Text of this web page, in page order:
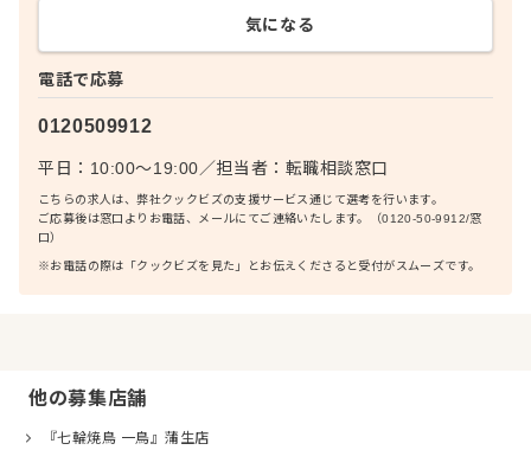
電話で応募
0120509912
平日：10:00〜19:00／担当者： 転職相談窓口
こちらの求人は、弊社クックビズの支援サービス通じて選考を行います。
ご応募後は窓口よりお電話、メールにてご連絡いたします。（0120-50-9912/窓
口）
※お電話の際は「クックビズを見た」とお伝えくださると受付がスムーズです。
気になる
他の募集店舗
『七輪焼鳥 一鳥』蒲生店